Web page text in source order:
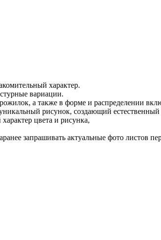
характер.
вариации.
а также в форме и распределении
рисунок, создающий
цвета и рисунка,
запрашивать актуальные фото листов